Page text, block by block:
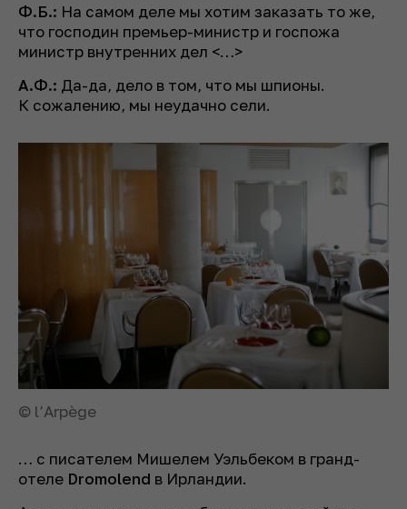
Ф.Б.: На самом деле мы хотим заказать то же,
что господин премьер-министр и госпожа
министр внутренних дел <…>
А.Ф.: Да-да, дело в том, что мы шпионы.
К сожалению, мы неудачно сели.
© l’Arpège
… с писателем Мишелем Уэльбеком в гранд-
отеле Dromolend в Ирландии.